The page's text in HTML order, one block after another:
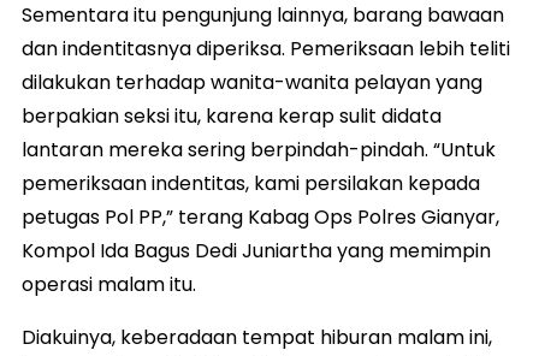
Sementara itu pengunjung lainnya, barang bawaan
dan indentitasnya diperiksa. Pemeriksaan lebih teliti
dilakukan terhadap wanita-wanita pelayan yang
berpakian seksi itu, karena kerap sulit didata
lantaran mereka sering berpindah-pindah. “Untuk
pemeriksaan indentitas, kami persilakan kepada
petugas Pol PP,” terang Kabag Ops Polres Gianyar,
Kompol Ida Bagus Dedi Juniartha yang memimpin
operasi malam itu.
Diakuinya, keberadaan tempat hiburan malam ini,